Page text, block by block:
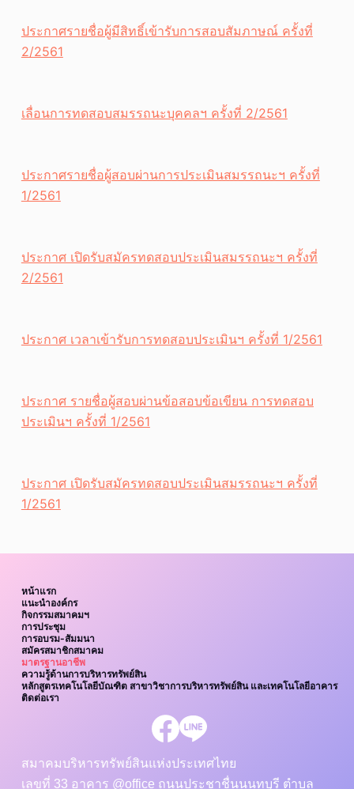
ประกาศรายชื่อผู้มีสิทธิ์เข้ารับการสอบสัมภาษณ์ ครั้งที่
2/2561
เลื่อนการทดสอบสมรรถนะบุคคลฯ ครั้งที่ 2/2561
ประกาศรายชื่อผู้สอบผ่านการประเมินสมรรถนะฯ ครั้งที่
1/2561
ประกาศ เปิดรับสมัครทดสอบประเมินสมรรถนะฯ ครั้งที่
2/2561
ประกาศ เวลาเข้ารับการทดสอบประเมินฯ ครั้งที่ 1/2561
ประกาศ รายชื่อผู้สอบผ่านข้อสอบข้อเขียน การทดสอบ
ประเมินฯ ครั้งที่ 1/2561
ประกาศ เปิดรับสมัครทดสอบประเมินสมรรถนะฯ ครั้งที่
1/2561
หน้าแรก
แนะนำองค์กร
กิจกรรมสมาคมฯ
การประชุม
การอบรม-สัมมนา
สมัครสมาชิกสมาคม
มาตรฐานอาชีพ
ความรู้ด้านการบริหารทรัพย์สิน
หลักสูตรเทคโนโลยีบัณฑิต สาขาวิชาการบริหารทรัพย์สิน และเทคโนโลยีอาคาร
ติดต่อเรา
สมาคมบริหารทรัพย์สินแห่งประเทศไทย
เลขที่ 33 อาคาร @office ถนนประชาชื่นนนทบุรี ตำบล